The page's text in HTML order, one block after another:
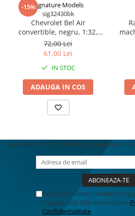
-15%Signature Models
sig32430bk
Chevrolet Bel Air
convertible, negru, 1:32,
Signature
72,00 Lei
61,00 Lei
IN STOC
ADAUGA IN COS
Newsletter Nu rata ofertele si promotiile
Vreau sa primesc newsletter
magazinului. Afla mai multe in
Confidentialitate